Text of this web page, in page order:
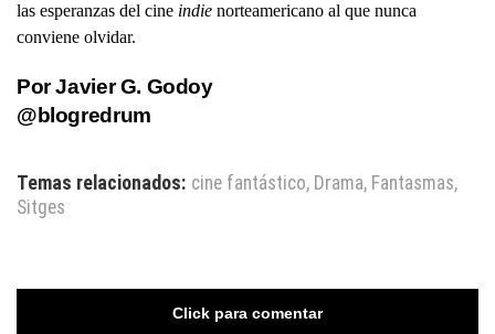
las esperanzas del cine indie norteamericano al que nunca
conviene olvidar.
Por Javier G. Godoy
@blogredrum
Temas relacionados: cine fantástico, Drama, Fantasmas,
Sitges
Click para comentar